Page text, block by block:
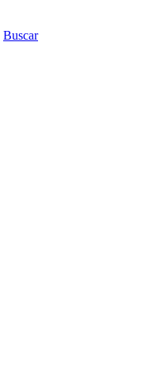
Buscar